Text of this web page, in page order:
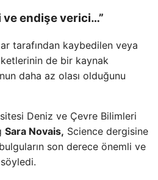
ve endişe verici…”
tarafından kaybedilen veya
de bir kaynak
daha az olası olduğunu
Deniz ve Çevre Bilimleri
Sara Novais, Science dergisine
son derece önemli ve